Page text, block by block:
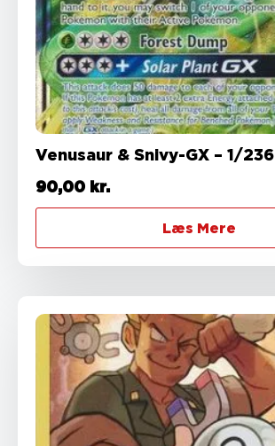
Venusaur & Snivy-GX – 1/236
90,00 kr.
Læs Mere